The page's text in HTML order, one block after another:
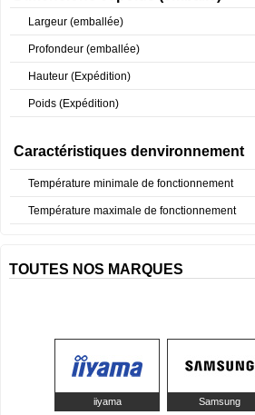
Largeur (emballée)
Profondeur (emballée)
Hauteur (Expédition)
Poids (Expédition)
Caractéristiques denvironnement
Température minimale de fonctionnement
Température maximale de fonctionnement
TOUTES NOS MARQUES
iiyama Samsung